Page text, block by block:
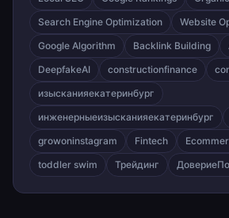
Search Engine Optimization
Website
Google Algorithm
Backlink Building
DeepfakeAI
constructionfinance
изысканияекатеринбург
инженерныеизысканияекатеринбург
growoninstagram
Fintech
toddler swim
Трейдинг